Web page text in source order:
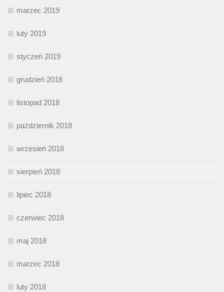
marzec 2019
luty 2019
styczeń 2019
grudzień 2018
listopad 2018
październik 2018
wrzesień 2018
sierpień 2018
lipiec 2018
czerwiec 2018
maj 2018
marzec 2018
luty 2018